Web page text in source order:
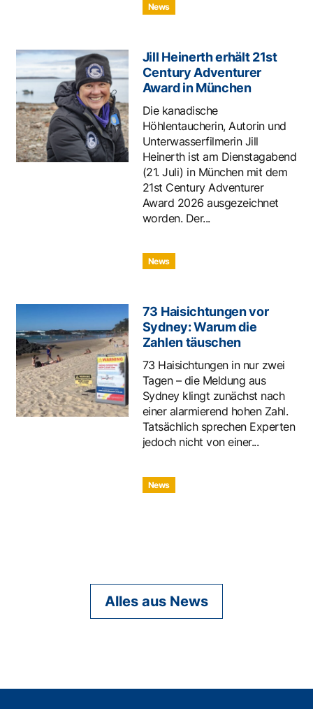
News
Jill Heinerth erhält 21st
Century Adventurer
Award in München
Die kanadische
Höhlentaucherin, Autorin und
Unterwasserfilmerin Jill
Heinerth ist am Dienstagabend
(21. Juli) in München mit dem
21st Century Adventurer
Award 2026 ausgezeichnet
worden. Der...
News
73 Haisichtungen vor
Sydney: Warum die
Zahlen täuschen
73 Haisichtungen in nur zwei
Tagen – die Meldung aus
Sydney klingt zunächst nach
einer alarmierend hohen Zahl.
Tatsächlich sprechen Experten
jedoch nicht von einer...
News
Alles aus News